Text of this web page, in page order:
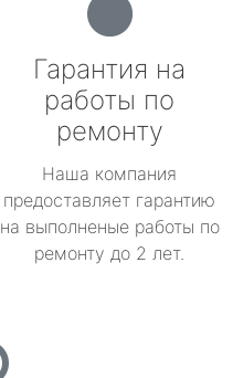
Гарантия на
работы по
ремонту
Наша компания
предоставляет гарантию
на выполненые работы по
ремонту до 2 лет.